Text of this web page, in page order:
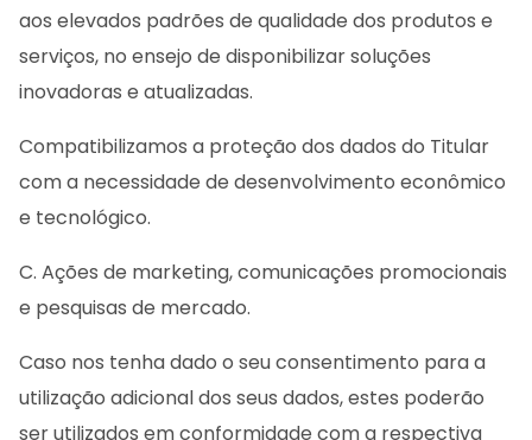
aos elevados padrões de qualidade dos produtos e
serviços, no ensejo de disponibilizar soluções
inovadoras e atualizadas.
Compatibilizamos a proteção dos dados do Titular
com a necessidade de desenvolvimento econômico
e tecnológico.
C. Ações de marketing, comunicações promocionais
e pesquisas de mercado.
Caso nos tenha dado o seu consentimento para a
utilização adicional dos seus dados, estes poderão
ser utilizados em conformidade com a respectiva